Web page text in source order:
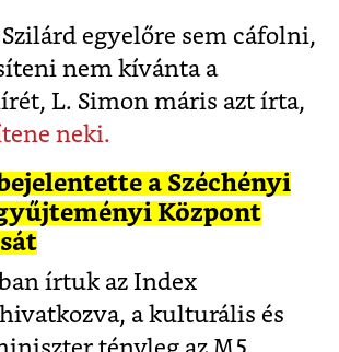
egyelőre sem cáfolni,
nem kívánta a
L. Simon máris azt írta,
neki.
a Széchényi
Központ
írtuk az Index
a kulturális és